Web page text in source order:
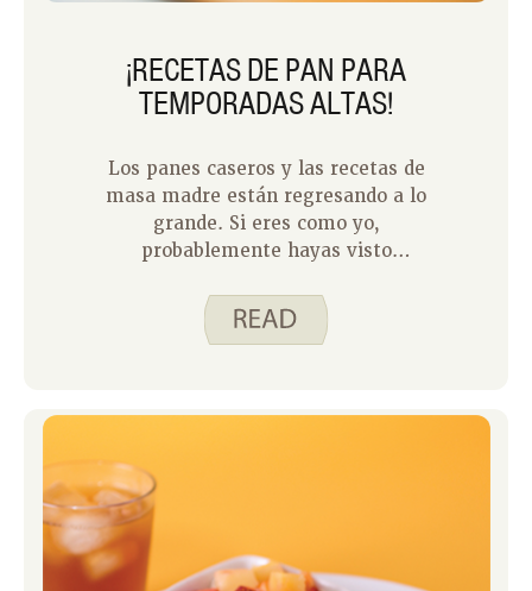
¡RECETAS DE PAN PARA
TEMPORADAS ALTAS!
Los panes caseros y las recetas de
masa madre están regresando a lo
grande. Si eres como yo,
probablemente hayas visto
personas que comparten lo fácil que es
hacer pan desde cero.